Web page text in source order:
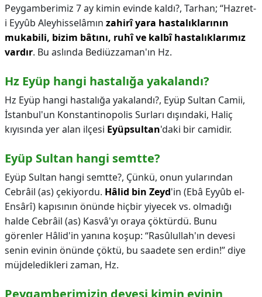
Peygamberimiz 7 ay kimin evinde kaldı?, Tarhan; “Hazret-
i Eyyûb Aleyhisselâmın zahirî yara hastalıklarının
mukabili, bizim bâtını, ruhî ve kalbî hastalıklarımız
vardır. Bu aslında Bediüzzaman'ın Hz.
Hz Eyüp hangi hastalığa yakalandı?
Hz Eyüp hangi hastalığa yakalandı?, Eyüp Sultan Camii,
İstanbul'un Konstantinopolis Surları dışındaki, Haliç
kıyısında yer alan ilçesi Eyüpsultan'daki bir camidir.
Eyüp Sultan hangi semtte?
Eyüp Sultan hangi semtte?, Çünkü, onun yularından
Cebrâil (as) çekiyordu. Hâlid bin Zeyd'in (Ebâ Eyyûb el-
Ensârî) kapısının önünde hiçbir yiyecek vs. olmadığı
halde Cebrâil (as) Kasvâ'yı oraya çöktürdü. Bunu
görenler Hâlid'in yanına koşup: “Rasûlullah'ın devesi
senin evinin önünde çöktü, bu saadete sen erdin!” diye
müjdeledikleri zaman, Hz.
Peygamberimizin devesi kimin evinin